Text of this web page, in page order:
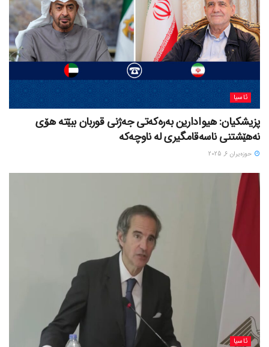
ئاسیا
پزیشکیان: هیوادارین بەرەکەتی جەژنی قوربان ببێتە هۆی
نەهێشتنی ناسەقامگیری لە ناوچەکە
حوزه‌یران 6, 2025
ئاسیا